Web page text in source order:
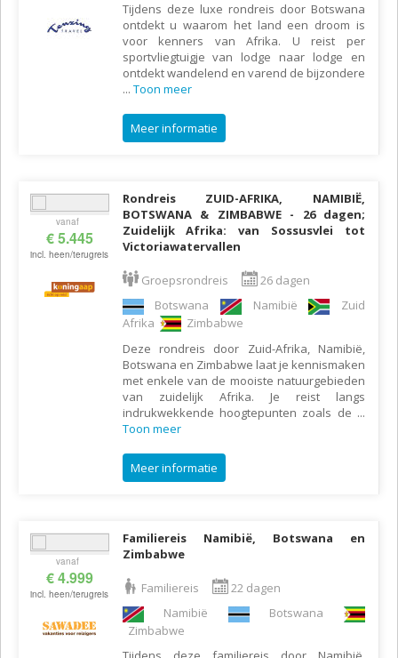
Tijdens deze luxe rondreis door Botswana
ontdekt u waarom het land een droom is
voor kenners van Afrika. U reist per
sportvliegtuigje van lodge naar lodge en
ontdekt wandelend en varend de bijzondere
... Toon meer
Meer informatie
vanaf
€ 5.445
incl. heen/terugreis
Rondreis ZUID-AFRIKA, NAMIBIË,
BOTSWANA & ZIMBABWE - 26 dagen;
Zuidelijk Afrika: van Sossusvlei tot
Victoriawatervallen
Groepsrondreis
26 dagen
Botswana
Namibië
Zuid
Afrika
Zimbabwe
Deze rondreis door Zuid-Afrika, Namibië,
Botswana en Zimbabwe laat je kennismaken
met enkele van de mooiste natuurgebieden
van zuidelijk Afrika. Je reist langs
indrukwekkende hoogtepunten zoals de ...
Toon meer
Meer informatie
vanaf
€ 4.999
incl. heen/terugreis
Familiereis Namibië, Botswana en
Zimbabwe
Familiereis
22 dagen
Namibië
Botswana
Zimbabwe